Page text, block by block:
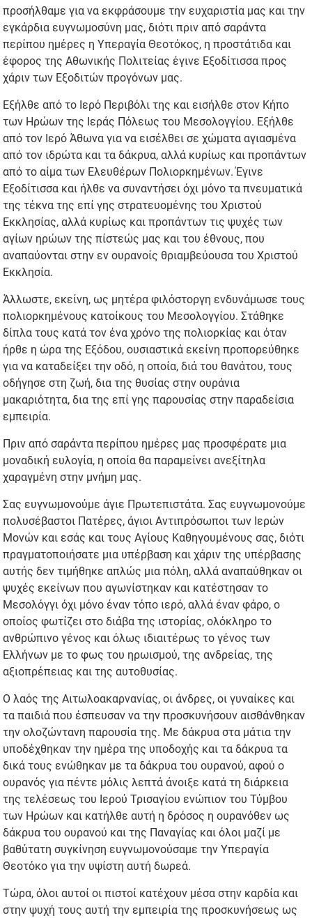
προσήλθαμε για να εκφράσουμε την ευχαριστία μας και την
εγκάρδια ευγνωμοσύνη μας, διότι πριν από σαράντα
περίπου ημέρες η Υπεραγία Θεοτόκος, η προστάτιδα και
έφορος της Αθωνικής Πολιτείας έγινε Εξοδίτισσα προς
χάριν των Εξοδιτών προγόνων μας.
Εξήλθε από το Ιερό Περιβόλι της και εισήλθε στον Κήπο
των Ηρώων της Ιεράς Πόλεως του Μεσολογγίου. Εξήλθε
από τον Ιερό Άθωνα για να εισέλθει σε χώματα αγιασμένα
από τον ιδρώτα και τα δάκρυα, αλλά κυρίως και προπάντων
από το αίμα των Ελευθέρων Πολιορκημένων. Έγινε
Εξοδίτισσα και ήλθε να συναντήσει όχι μόνο τα πνευματικά
της τέκνα της επί γης στρατευομένης του Χριστού
Εκκλησίας, αλλά κυρίως και προπάντων τις ψυχές των
αγίων ηρώων της πίστεώς μας και του έθνους, που
αναπαύονται στην εν ουρανοίς θριαμβεύουσα του Χριστού
Εκκλησία.
Άλλωστε, εκείνη, ως μητέρα φιλόστοργη ενδυνάμωσε τους
πολιορκημένους κατοίκους του Μεσολογγίου. Στάθηκε
δίπλα τους κατά τον ένα χρόνο της πολιορκίας και όταν
ήρθε η ώρα της Εξόδου, ουσιαστικά εκείνη προπορεύθηκε
για να καταδείξει την οδό, η οποία, διά του θανάτου, τους
οδήγησε στη ζωή, δια της θυσίας στην ουράνια
μακαριότητα, δια της επί γης παρουσίας στην παραδείσια
εμπειρία.
Πριν από σαράντα περίπου ημέρες μας προσφέρατε μια
μοναδική ευλογία, η οποία θα παραμείνει ανεξίτηλα
χαραγμένη στην μνήμη μας.
Σας ευγνωμονούμε άγιε Πρωτεπιστάτα. Σας ευγνωμονούμε
πολυσέβαστοι Πατέρες, άγιοι Αντιπρόσωποι των Ιερών
Μονών και εσάς και τους Αγίους Καθηγουμένους σας, διότι
πραγματοποιήσατε μια υπέρβαση και χάριν της υπέρβασης
αυτής δεν τιμήθηκε απλώς μια πόλη, αλλά αναπαύθηκαν οι
ψυχές εκείνων που αγωνίστηκαν και κατέστησαν το
Μεσολόγγι όχι μόνο έναν τόπο ιερό, αλλά έναν φάρο, ο
οποίος φωτίζει στο διάβα της ιστορίας, ολόκληρο το
ανθρώπινο γένος και όλως ιδιαιτέρως το γένος των
Ελλήνων με το φως του ηρωισμού, της ανδρείας, της
αξιοπρέπειας και της αυτοθυσίας.
Ο λαός της Αιτωλοακαρνανίας, οι άνδρες, οι γυναίκες και
τα παιδιά που έσπευσαν να την προσκυνήσουν αισθάνθηκαν
την ολοζώντανη παρουσία της. Με δάκρυα στα μάτια την
υποδέχθηκαν την ημέρα της υποδοχής και τα δάκρυα τα
δικά τους ενώθηκαν με τα δάκρυα του ουρανού, αφού ο
ουρανός για πέντε μόλις λεπτά άνοιξε κατά τη διάρκεια
της τελέσεως του Ιερού Τρισαγίου ενώπιον του Τύμβου
των Ηρώων και κατήλθε αυτή η δρόσος η ουρανόθεν ως
δάκρυα του ουρανού και της Παναγίας και όλοι μαζί με
βαθύτατη συγκίνηση ευγνωμονούσαμε την Υπεραγία
Θεοτόκο για την υψίστη αυτή δωρεά.
Τώρα, όλοι αυτοί οι πιστοί κατέχουν μέσα στην καρδία και
στην ψυχή τους αυτή την εμπειρία της προσκυνήσεως ως